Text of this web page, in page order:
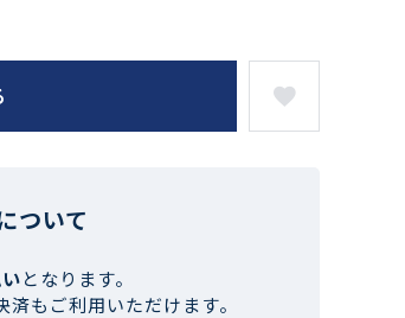
ついて
となります。
もご利用いただけます。